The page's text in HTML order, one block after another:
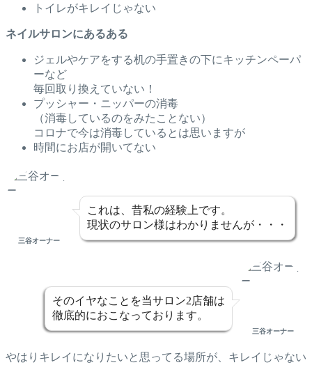
トイレがキレイじゃない
ネイルサロンにあるある
ジェルやケアをする机の手置きの下にキッチンペーパ
ーなど
毎回取り換えていない！
プッシャー・ニッパーの消毒
（消毒しているのをみたことない）
コロナで今は消毒しているとは思いますが
時間にお店が開いてない
三谷オーナー
これは、昔私の経験上です。
現状のサロン様はわかりませんが・・・
そのイヤなことを当サロン2店舗は
徹底的におこなっております。
三谷オーナー
やはりキレイになりたいと思ってる場所が、キレイじゃない